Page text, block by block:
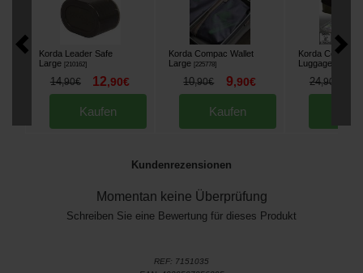
Korda Leader Safe
Large [210162]
14,90€ 12,90€
Kaufen
Korda Compac Wallet
Large [225778]
10,90€ 9,90€
Kaufen
Korda Compac
Luggage
24,90
Kundenrezensionen
Momentan keine Überprüfung
Schreiben Sie eine Bewertung für dieses Produkt
REF: 7151035